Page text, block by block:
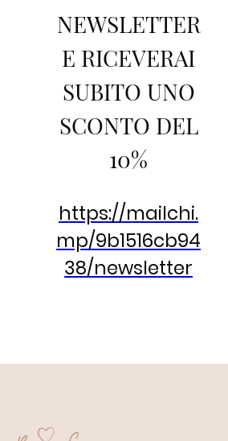
NEWSLETTER
E RICEVERAI
SUBITO UNO
SCONTO DEL
10%
https://mailchi.
mp/9b1516cb94
38/newsletter